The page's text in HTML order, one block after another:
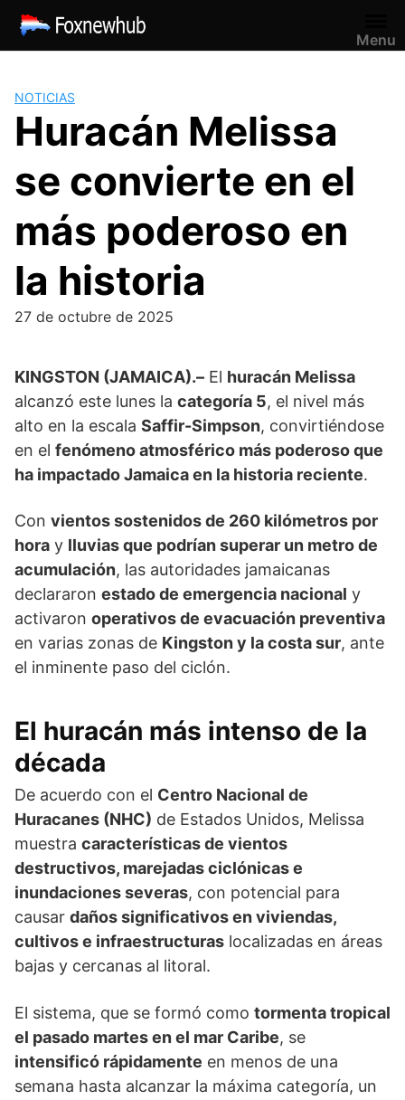
Saltar
contenido
Menu
NOTICIAS
Huracán Melissa
se convierte en el
más poderoso en
la historia
27 de octubre de 2025
KINGSTON (JAMAICA).– El huracán Melissa
alcanzó este lunes la categoría 5, el nivel más
alto en la escala Saffir-Simpson, convirtiéndose
en el fenómeno atmosférico más poderoso que
ha impactado Jamaica en la historia reciente.
Con vientos sostenidos de 260 kilómetros por
hora y lluvias que podrían superar un metro de
acumulación, las autoridades jamaicanas
declararon estado de emergencia nacional y
activaron operativos de evacuación preventiva
en varias zonas de Kingston y la costa sur, ante
el inminente paso del ciclón.
El huracán más intenso de la
década
De acuerdo con el Centro Nacional de
Huracanes (NHC) de Estados Unidos, Melissa
muestra características de vientos
destructivos, marejadas ciclónicas e
inundaciones severas, con potencial para
causar daños significativos en viviendas,
cultivos e infraestructuras localizadas en áreas
bajas y cercanas al litoral.
El sistema, que se formó como tormenta tropical
el pasado martes en el mar Caribe, se
intensificó rápidamente en menos de una
semana hasta alcanzar la máxima categoría, un